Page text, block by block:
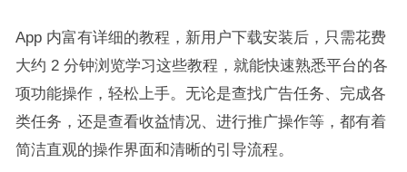
App 内富有详细的教程，新用户下载安装后，只需花费
大约 2 分钟浏览学习这些教程，就能快速熟悉平台的各
项功能操作，轻松上手。无论是查找广告任务、完成各
类任务，还是查看收益情况、进行推广操作等，都有着
简洁直观的操作界面和清晰的引导流程。